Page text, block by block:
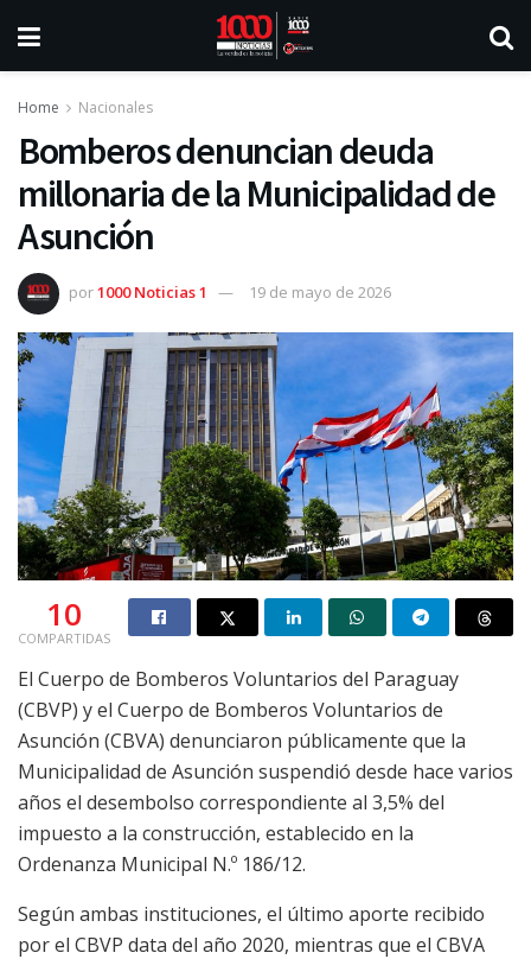
Home Nacionales
Bomberos denuncian deuda
millonaria de la Municipalidad de
Asunción
por1000 Noticias 1 19 de mayo de 2026
10
COMPARTIDAS
El Cuerpo de Bomberos Voluntarios del Paraguay
(CBVP) y el Cuerpo de Bomberos Voluntarios de
Asunción (CBVA) denunciaron públicamente que la
Municipalidad de Asunción suspendió desde hace varios
años el desembolso correspondiente al 3,5% del
impuesto a la construcción, establecido en la
Ordenanza Municipal N.º 186/12.
Según ambas instituciones, el último aporte recibido
por el CBVP data del año 2020, mientras que el CBVA